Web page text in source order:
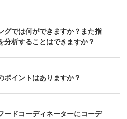
グでは何ができますか？また指
分析することはできますか？
ポイントはありますか？
ードコーディネーターにコーデ